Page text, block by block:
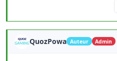
QuozPowa Auteur Admin